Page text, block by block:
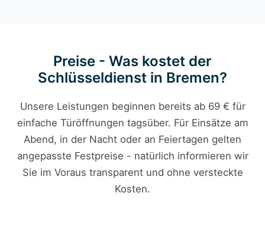
Preise - Was kostet der
Schlüsseldienst in Bremen?
Unsere Leistungen beginnen bereits ab 69 € für
einfache Türöffnungen tagsüber. Für Einsätze am
Abend, in der Nacht oder an Feiertagen gelten
angepasste Festpreise - natürlich informieren wir
Sie im Voraus transparent und ohne versteckte
Kosten.